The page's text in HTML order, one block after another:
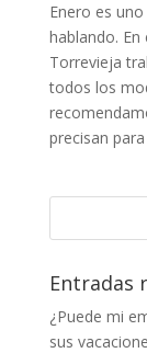
Enero es
hablando.
Torrevieja
todos los
precisan
Entradas
¿Puede mi
sus